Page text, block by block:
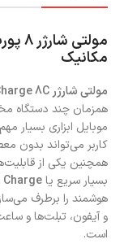
مکانیک
مولتی شارژر ICharge 8C مکانیک
همزمان چند دستگاه
موبایل ابزاری بسیار
کاربر می‌تواند بدون
همچنین یکی از
بسیار سریع یاCharge
هوشمند را برطرف
و آیفون، تبلت‌ها و
است.